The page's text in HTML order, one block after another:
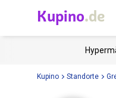
Kupino.de
Kupino Standorte